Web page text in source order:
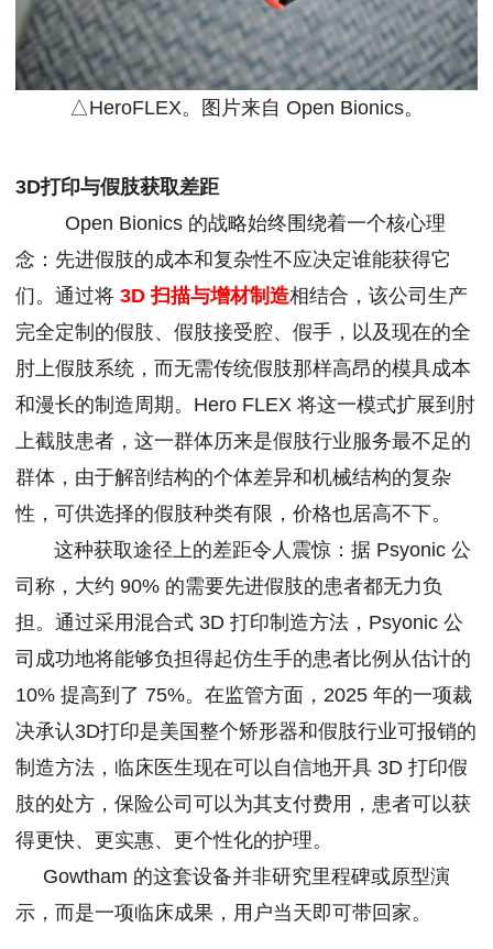
△HeroFLEX。图片来自 Open Bionics。
3D打印与假肢获取差距
Open Bionics 的战略始终围绕着一个核心理
念：先进假肢的成本和复杂性不应决定谁能获得它
们。通过将 3D扫描与增材制造相结合，该公司生产
完全定制的假肢、假肢接受腔、假手，以及现在的全
肘上假肢系统，而无需传统假肢那样高昂的模具成本
和漫长的制造周期。Hero FLEX 将这一模式扩展到肘
上截肢患者，这一群体历来是假肢行业服务最不足的
群体，由于解剖结构的个体差异和机械结构的复杂
性，可供选择的假肢种类有限，价格也居高不下。
这种获取途径上的差距令人震惊：据 Psyonic 公
司称，大约 90% 的需要先进假肢的患者都无力负
担。通过采用混合式 3D 打印制造方法，Psyonic 公
司成功地将能够负担得起仿生手的患者比例从估计的
10% 提高到了 75%。在监管方面，2025 年的一项裁
决承认3D打印是美国整个矫形器和假肢行业可报销的
制造方法，临床医生现在可以自信地开具 3D 打印假
肢的处方，保险公司可以为其支付费用，患者可以获
得更快、更实惠、更个性化的护理。
Gowtham 的这套设备并非研究里程碑或原型演
示，而是一项临床成果，用户当天即可带回家。